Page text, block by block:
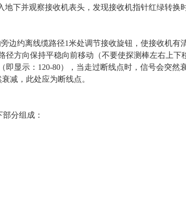
地下并观察接收机表头，发现接收机指针红绿转换
边约离线缆路径1米处调节接收旋钮，使接收机有
径方向保持平稳向前移动（不要使探测棒左右上下
显示：120-80），当走过断线点时，信号会突然
减，此处应为断线点。
分组成：